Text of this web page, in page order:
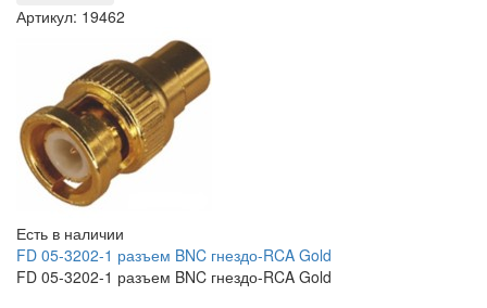
Артикул: 19462
Есть в наличии
FD 05-3202-1 разъем BNC гнездо-RCA Gold
FD 05-3202-1 разъем BNC гнездо-RCA Gold